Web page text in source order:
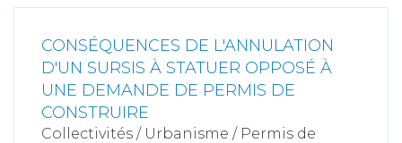
CONSÉQUENCES DE L'ANNULATION
D'UN SURSIS À STATUER OPPOSÉ À
UNE DEMANDE DE PERMIS DE
CONSTRUIRE
Collectivités / Urbanisme / Permis de